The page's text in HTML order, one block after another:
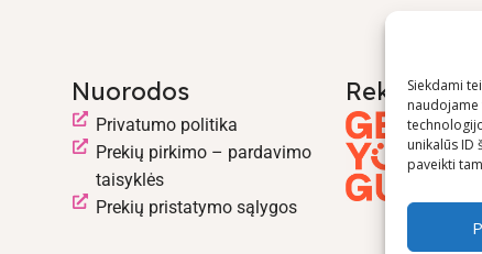
Siekdami
naudojame
unikalūs ID
paveikti
Nuorodos
Privatumo politika
Prekių pirkimo – pardavimo
taisyklės
Prekių pristatymo sąlygos